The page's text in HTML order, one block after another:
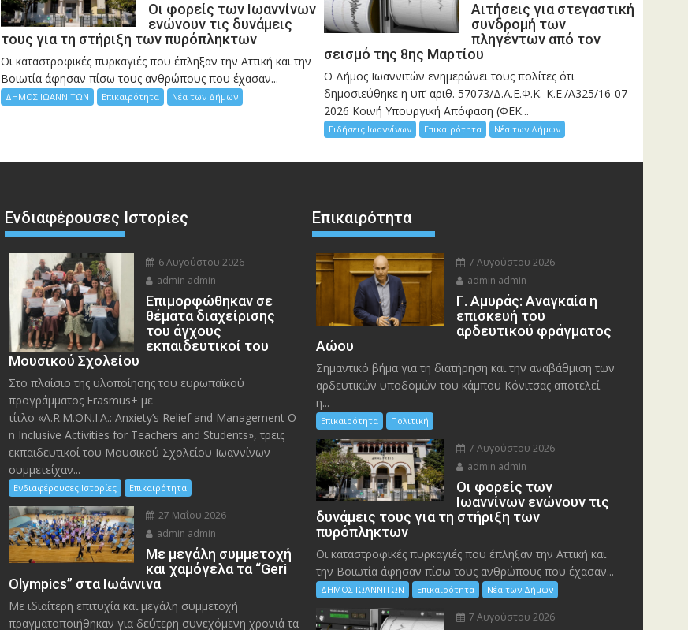
Οι φορείς των Ιωαννίνων
ενώνουν τις δυνάμεις
τους για τη στήριξη των πυρόπληκτων
Οι καταστροφικές πυρκαγιές που έπληξαν την Αττική και την
Bοιωτία άφησαν πίσω τους ανθρώπους που έχασαν...
ΔΗΜΟΣ ΙΩΑΝΝΙΤΩΝ Επικαιρότητα Νέα των Δήμων
Αιτήσεις για στεγαστική
συνδρομή των
πληγέντων από τον
σεισμό της 8ης Μαρτίου
Ο Δήμος Ιωαννιτών ενημερώνει τους πολίτες ότι
δημοσιεύθηκε η υπ’ αριθ. 57073/Δ.Α.Ε.Φ.Κ.-Κ.Ε./Α325/16-07-
2026 Κοινή Υπουργική Απόφαση (ΦΕΚ...
Ειδήσεις Ιωαννίνων Επικαιρότητα Νέα των Δήμων
Ενδιαφέρουσες Ιστορίες
6 Αυγούστου 2026
admin admin
Eπιμορφώθηκαν σε
θέματα διαχείρισης
του άγχους
εκπαιδευτικοί του
Μουσικού Σχολείου
Στο πλαίσιο της υλοποίησης του ευρωπαϊκού
προγράμματος Erasmus+ με
τίτλο «A.R.M.ON.I.A.: Anxiety’s Relief and Management O
n Inclusive Activities for Teachers and Students», τρεις
εκπαιδευτικοί του Μουσικού Σχολείου Ιωαννίνων
συμμετείχαν...
Ενδιαφέρουσες Ιστορίες Επικαιρότητα
27 Μαΐου 2026
admin admin
Με μεγάλη συμμετοχή
και χαμόγελα τα “Geri
Olympics” στα Ιωάννινα
Με ιδιαίτερη επιτυχία και μεγάλη συμμετοχή
πραγματοποιήθηκαν για δεύτερη συνεχόμενη χρονιά τα
Επικαιρότητα
7 Αυγούστου 2026
admin admin
Γ. Αμυράς: Αναγκαία η
επισκευή του
αρδευτικού φράγματος
Αώου
Σημαντικό βήμα για τη διατήρηση και την αναβάθμιση των
αρδευτικών υποδομών του κάμπου Κόνιτσας αποτελεί
η...
Επικαιρότητα Πολιτική
7 Αυγούστου 2026
admin admin
Οι φορείς των
Ιωαννίνων ενώνουν τις
δυνάμεις τους για τη στήριξη των
πυρόπληκτων
Οι καταστροφικές πυρκαγιές που έπληξαν την Αττική και
την Bοιωτία άφησαν πίσω τους ανθρώπους που έχασαν...
ΔΗΜΟΣ ΙΩΑΝΝΙΤΩΝ Επικαιρότητα Νέα των Δήμων
7 Αυγούστου 2026